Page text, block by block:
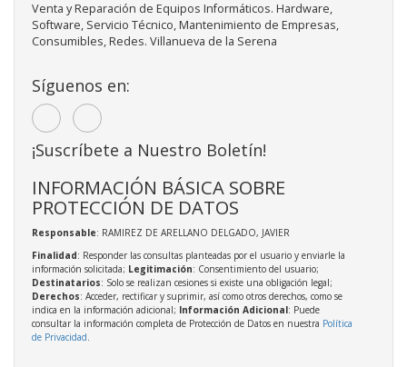
Venta y Reparación de Equipos Informáticos. Hardware,
Software, Servicio Técnico, Mantenimiento de Empresas,
Consumibles, Redes. Villanueva de la Serena
Síguenos en:
¡Suscríbete a Nuestro Boletín!
INFORMACIÓN BÁSICA SOBRE
PROTECCIÓN DE DATOS
Responsable: RAMIREZ DE ARELLANO DELGADO, JAVIER
Finalidad: Responder las consultas planteadas por el usuario y enviarle la
información solicitada; Legitimación: Consentimiento del usuario;
Destinatarios: Solo se realizan cesiones si existe una obligación legal;
Derechos: Acceder, rectificar y suprimir, así como otros derechos, como se
indica en la información adicional; Información Adicional: Puede
consultar la información completa de Protección de Datos en nuestra Política
de Privacidad.